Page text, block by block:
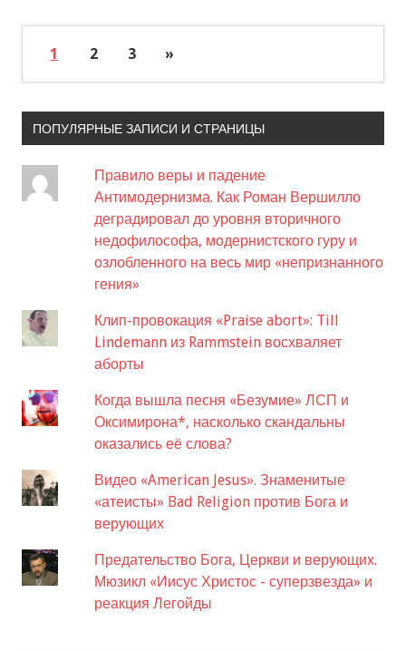
1 2 3 »
ПОПУЛЯРНЫЕ ЗАПИСИ И СТРАНИЦЫ
Правило веры и падение
Антимодернизма. Как Роман Вершилло
деградировал до уровня вторичного
недофилософа, модернистского гуру и
озлобленного на весь мир «непризнанного
гения»
Клип-провокация «Praise abort»: Till
Lindemann из Rammstein восхваляет
аборты
Когда вышла песня «Безумие» ЛСП и
Оксимирона*, насколько скандальны
оказались её слова?
Видео «American Jesus». Знаменитые
«атеисты» Bad Religion против Бога и
верующих
Предательство Бога, Церкви и верующих.
Мюзикл «Иисус Христос - суперзвезда» и
реакция Легойды